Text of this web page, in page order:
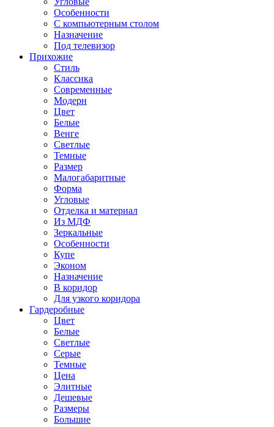
Особенности
С компьютерным столом
Назначение
Под телевизор
Прихожие
Стиль
Классика
Современные
Модерн
Цвет
Белые
Венге
Светлые
Темные
Размер
Малогабаритные
Форма
Угловые
Отделка и материал
Из МДФ
Зеркальные
Особенности
Купе
Эконом
Назначение
В коридор
Для узкого коридора
Гардеробные
Цвет
Белые
Светлые
Серые
Темные
Цена
Элитные
Дешевые
Размеры
Большие